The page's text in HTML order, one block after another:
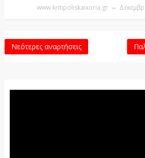
www.kritipoliskaixoria.gr
Νεότερες αναρτήσεις